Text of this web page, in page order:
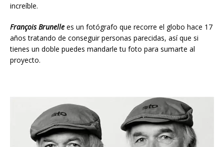
increíble.
François Brunelle es un fotógrafo que recorre el globo hace 17
años tratando de conseguir personas parecidas, así que si
tienes un doble puedes mandarle tu foto para sumarte al
proyecto.